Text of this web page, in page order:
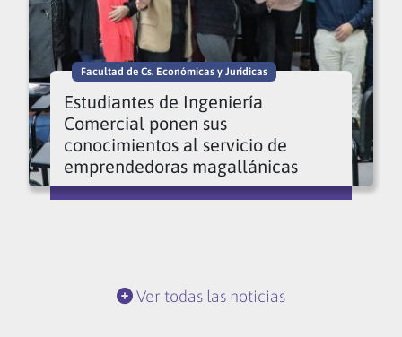
Facultad de Cs. Económicas y Jurídicas
Estudiantes de Ingeniería
Comercial ponen sus
conocimientos al servicio de
emprendedoras magallánicas
Ver todas las noticias